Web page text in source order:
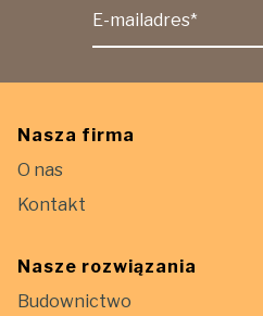
E-mailadres*
Nasza firma
O nas
Kontakt
Nasze rozwiązania
Budownictwo